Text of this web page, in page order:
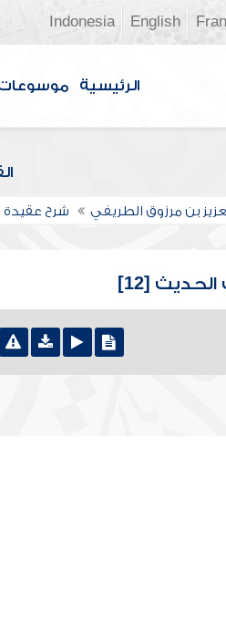
English
Indonesia
الرئيسية
بن مرزوق الطريفي شرح
[12]